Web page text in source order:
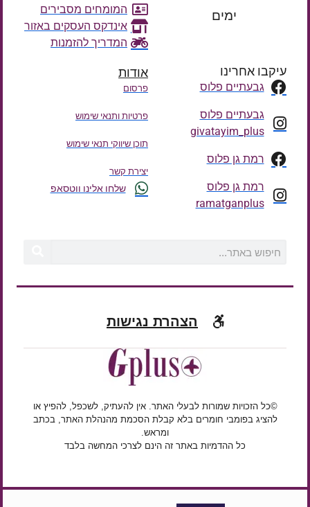
ימים
המומחים מסבירים
אינדקס העסקים באזור
המדריך להזמנות
עיקבו אחרינו
גבעתיים פלוס
גבעתיים פלוס
givatayim_plus
רמת גן פלוס
רמת גן פלוס
ramatganplus
אודות
פרסום
פרטיות ותנאי שימוש
תוכן שיווקי תנאי שימוש
יצירת קשר
שלחו אלינו ווטסאפ
הצהרת נגישות
©כל הזכויות שמורות לבעלי האתר. אין להעתיק, לשכפל, להפיץ או
להציג בפומבי חומרים בלא קבלת הסכמת מהנהלת האתר, בכתב
ומראש.
כל ההדמיות באתר זה הינם לצרכי המחשה בלבד